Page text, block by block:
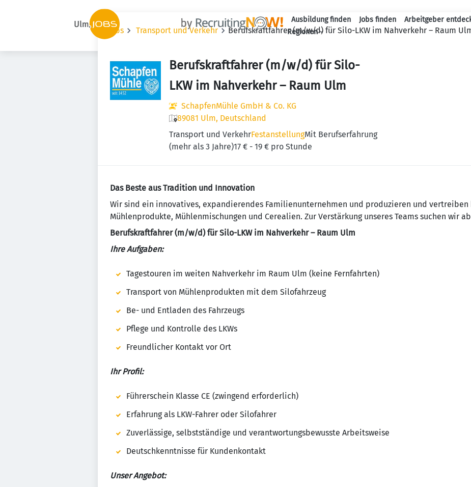
Haupt-
Ausbildung finden Jobs finden
Arbeitgeber
Regionen
Jobs Transport und Verkehr Berufskraftfahrer (m/w/d) für Silo-LKW im Nahverkehr – Raum
Berufskraftfahrer (m/w/d) für Silo-
LKW im Nahverkehr – Raum Ulm
SchapfenMühle GmbH & Co. KG
89081 Ulm, Deutschland
Transport und VerkehrFestanstellungMit Berufserfahrung
(mehr als 3 Jahre)17 € - 19 € pro Stunde
Das Beste aus Tradition und Innovation
Wir sind ein innovatives, expandierendes Familienunternehmen und produzieren und vertreiben
Mühlenprodukte, Mühlenmischungen und Cerealien. Zur Verstärkung unseres Teams suchen wir
Berufskraftfahrer (m/w/d) für Silo-LKW im Nahverkehr – Raum Ulm
Ihre Aufgaben:
Tagestouren im weiten Nahverkehr im Raum Ulm (keine Fernfahrten)
Transport von Mühlenprodukten mit dem Silofahrzeug
Be- und Entladen des Fahrzeugs
Pflege und Kontrolle des LKWs
Freundlicher Kontakt vor Ort
Ihr Profil:
Führerschein Klasse CE (zwingend erforderlich)
Erfahrung als LKW-Fahrer oder Silofahrer
Zuverlässige, selbstständige und verantwortungsbewusste Arbeitsweise
Deutschkenntnisse für Kundenkontakt
Unser Angebot: